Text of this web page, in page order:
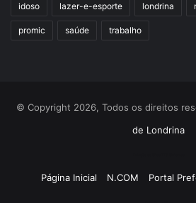
idoso lazer-e-esporte londrina
promic saúde trabalho
© Copyright 2026, Todos os direitos
de Londrina
Página Inicial N.COM Portal